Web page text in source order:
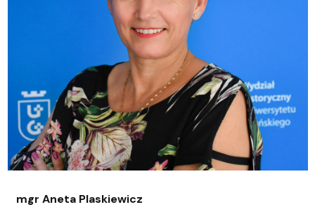
mgr Aneta Plaskiewicz